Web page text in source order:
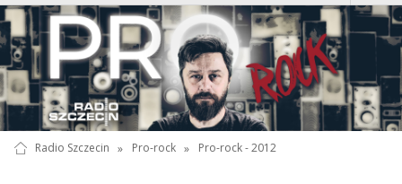
Radio Szczecin » Pro-rock » Pro-rock - 2012